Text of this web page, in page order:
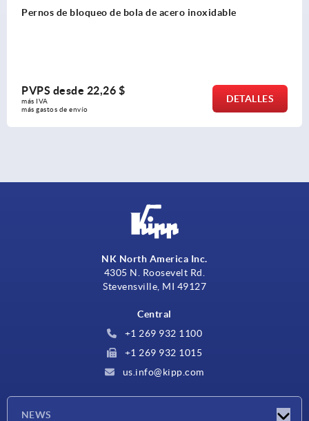
Empuñaduras en T antibacterianas
PVPS desde7,98 $
más IVA
más gastos de envío
DETALLES
NK North America Inc.
4305 N. Roosevelt Rd.
Stevensville, MI 49127
Central
+1 269 932 1100
+1 269 932 1015
us.info@kipp.com
NEWS